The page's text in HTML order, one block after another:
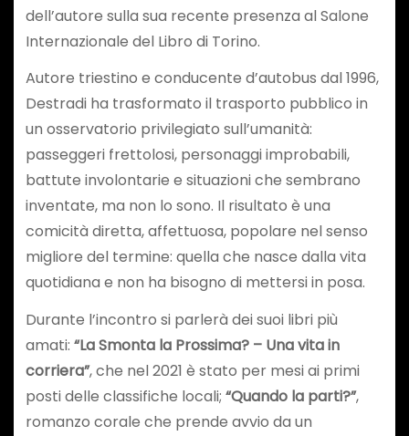
dell’autore sulla sua recente presenza al Salone
Internazionale del Libro di Torino.
Autore triestino e conducente d’autobus dal 1996,
Destradi ha trasformato il trasporto pubblico in
un osservatorio privilegiato sull’umanità:
passeggeri frettolosi, personaggi improbabili,
battute involontarie e situazioni che sembrano
inventate, ma non lo sono. Il risultato è una
comicità diretta, affettuosa, popolare nel senso
migliore del termine: quella che nasce dalla vita
quotidiana e non ha bisogno di mettersi in posa.
Durante l’incontro si parlerà dei suoi libri più
amati: “La Smonta la Prossima? – Una vita in
corriera”, che nel 2021 è stato per mesi ai primi
posti delle classifiche locali; “Quando la parti?”,
romanzo corale che prende avvio da un